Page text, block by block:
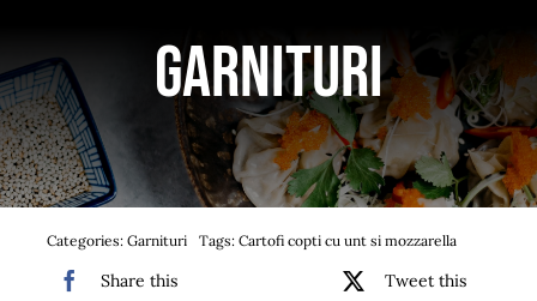
Servicii catering
Bufet suedez si Coffee Break
Sushi
Garnituri
Categories: Garnituri Tags: Cartofi copti cu unt si mozzarella
Share this
Tweet this